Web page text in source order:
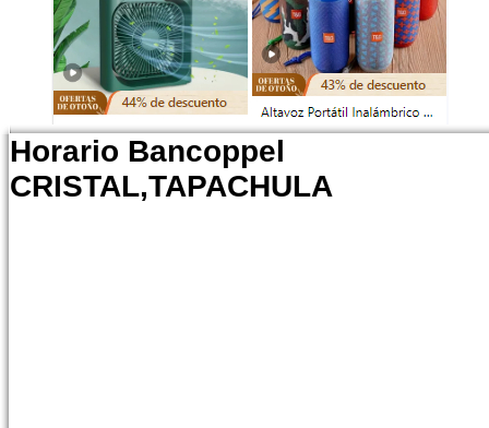
Horario Bancoppel
CRISTAL,TAPACHULA